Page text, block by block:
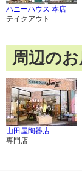
ハニーハウス 本店
テイクアウト
周辺の
山田屋陶器店
専門店